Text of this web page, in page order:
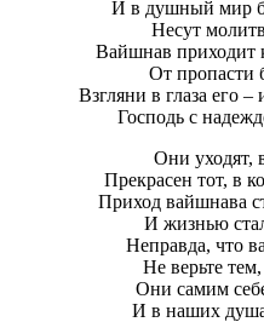
И в душный мир
Несут
Вайшнав приходит
От пропасти
Взгляни в глаза его
Господь с
Они уходят,
Прекрасен тот, в
Приход вайшнава
И жизнью
Неправда, что
Не верьте
Они самим
И в наших